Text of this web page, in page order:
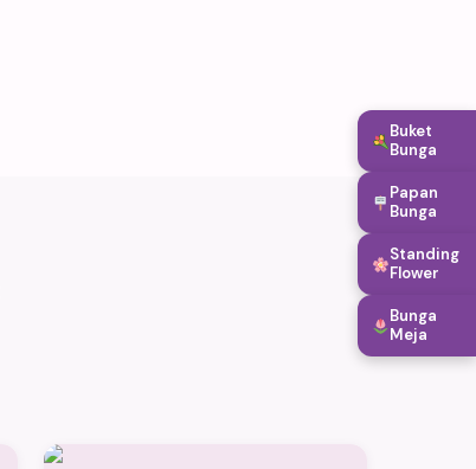
Buket
Bunga
Papan
Bunga
Standing
Flower
Bunga
Meja